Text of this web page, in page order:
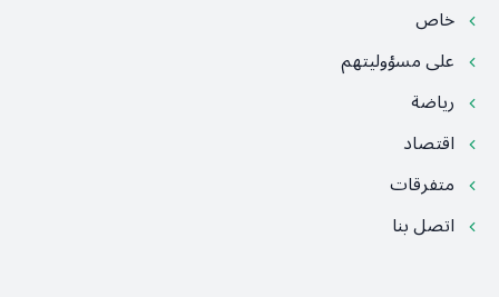
خاص
على مسؤوليتهم
رياضة
اقتصاد
متفرقات
اتصل بنا